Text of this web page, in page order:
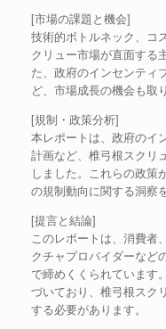
[市場の課題と機会]
技術的ボトルネック、コ
クリュー市場が直面する
た、政府のインセンティ
ど、市場成長の機会も取
[規制・政策分析]
本レポートは、政府のイ
計画など、椎弓根スクリ
しました。これらの政策
の規制動向に関する洞察
[提言と結論]
このレポートは、消費者
クチャプロバイダーなど
で締めくくられています
づいており、椎弓根スク
する必要があります。